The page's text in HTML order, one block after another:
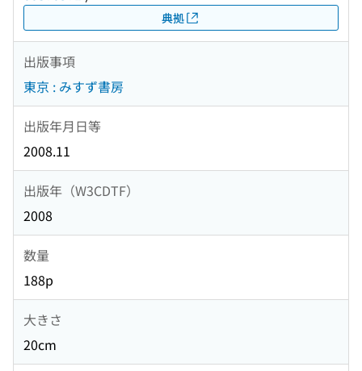
典拠
出版事項
東京 : みすず書房
出版年月日等
2008.11
出版年（W3CDTF）
2008
数量
188p
大きさ
20cm